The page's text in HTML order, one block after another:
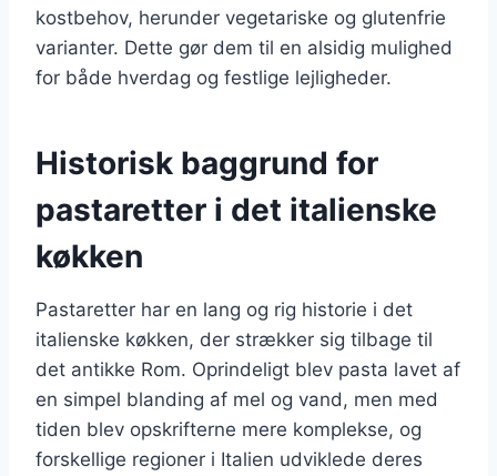
kostbehov, herunder vegetariske og glutenfrie
varianter. Dette gør dem til en alsidig mulighed
for både hverdag og festlige lejligheder.
Historisk baggrund for
pastaretter i det italienske
køkken
Pastaretter har en lang og rig historie i det
italienske køkken, der strækker sig tilbage til
det antikke Rom. Oprindeligt blev pasta lavet af
en simpel blanding af mel og vand, men med
tiden blev opskrifterne mere komplekse, og
forskellige regioner i Italien udviklede deres